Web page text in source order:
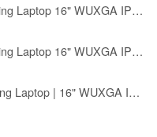
Acer Nitro V 16 AI Gaming Laptop 16" WUXGA IPS 180Hz AMD 6-core Ryzen 5 240 16GB DDR5 512GB SSD GeForce RTX 5050 GDDR7 (Up to 421 AI Tops) Backlit Wi-Fi6E Type-C Win11 ICP Hub
Acer Nitro V 16 AI Gaming Laptop 16" WUXGA IPS 180Hz AMD 6-core Ryzen 5 240 16GB DDR5 1TB SSD GeForce RTX 5050 GDDR7 (Up to 421 AI Tops) Backlit Wi-Fi6E Type-C Win11 ICP Hub
acer Nitro V 16 AI Gaming Laptop | 16" WUXGA IPS 180Hz | AMD Hexa-Core Ryzen 5 240 | 16GB DDR5 512GB SSD | GeForce RTX 5050 8GB DLSS4 (Up to 440 AI Tops) | Backlit Keyboard Win11 Pro w/DLCA Accessory